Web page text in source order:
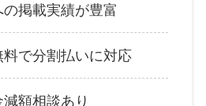
の掲載実績が豊富
で分割払いに対応
額相談あり